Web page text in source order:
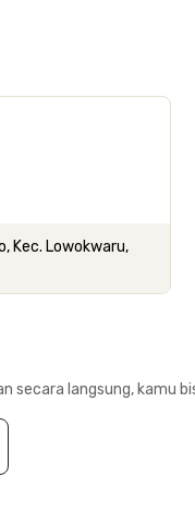
Kec. Lowokwaru,
secara langsung, kamu